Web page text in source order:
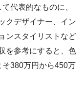
代表的なものに、
クデザイナー、イン
ンスタイリストなど
を参考にすると、色
380万円から450万